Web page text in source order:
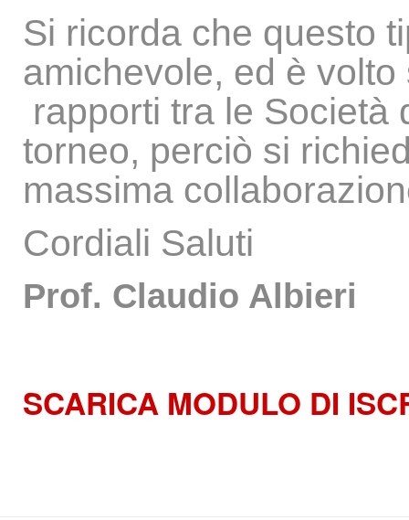
Si ricorda che questo
amichevole, ed è
rapporti tra le Società
torneo, perciò si
massima
Cordiali Saluti
Prof. Claudio Albieri
SCARICA MODULO DI